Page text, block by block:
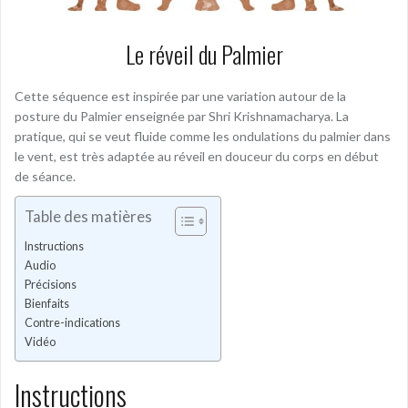
Le réveil du Palmier
Cette séquence est inspirée par une variation autour de la
posture du Palmier enseignée par Shri Krishnamacharya. La
pratique, qui se veut fluide comme les ondulations du palmier dans
le vent, est très adaptée au réveil en douceur du corps en début
de séance.
Table des matières
Instructions
Audio
Précisions
Bienfaits
Contre-indications
Vidéo
Instructions